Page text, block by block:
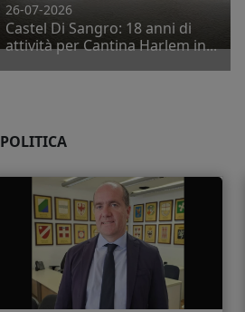
26-07-2026
Castel Di Sangro: 18 anni di
attività per Cantina Harlem in...
POLITICA